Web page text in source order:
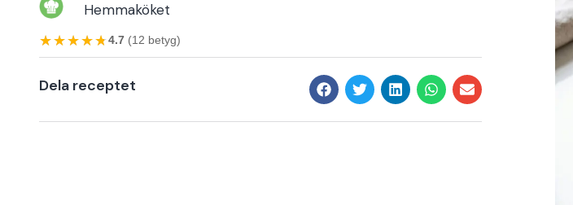
Hemmaköket
★★★★★
★★★★★4.7 (12 betyg)
Dela receptet